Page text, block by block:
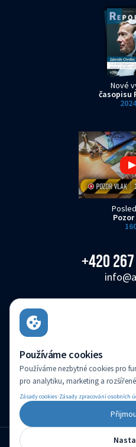
Používáme cookies
Používáme nezbytné cookies pro
pro analytiku, marketing a
Zásady cookies·Zásady zpracování osobních
Nové
časopisu
+420
AŽD Praha s.r.o. je zapsaná v
Praze pod sp.
(c)